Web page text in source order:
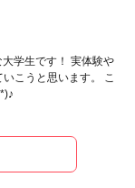
学生です！ 実体験や
こうと思います。 こ